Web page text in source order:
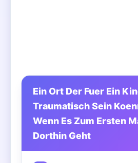
Ein Ort Der Fuer Ein
Traumatisch Sein
Wenn Es Zum Ersten
Dorthin Geht